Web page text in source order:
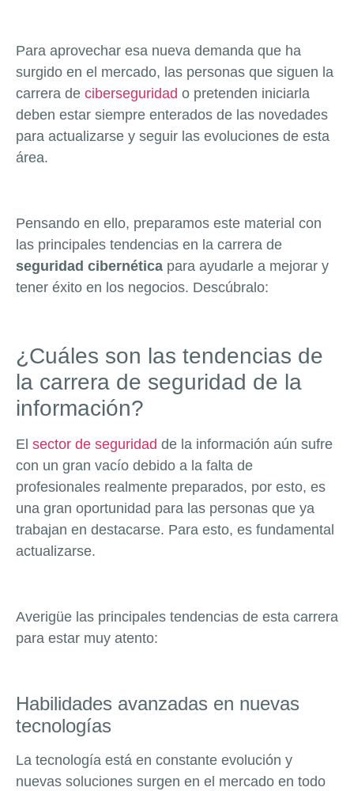
Para aprovechar esa nueva demanda que ha
surgido en el mercado, las personas que siguen la
carrera de ciberseguridad o pretenden iniciarla
deben estar siempre enterados de las novedades
para actualizarse y seguir las evoluciones de esta
área.
Pensando en ello, preparamos este material con
las principales tendencias en la carrera de
seguridad cibernética para ayudarle a mejorar y
tener éxito en los negocios. Descúbralo:
¿Cuáles son las tendencias de
la carrera de seguridad de la
información?
El sector de seguridad de la información aún sufre
con un gran vacío debido a la falta de
profesionales realmente preparados, por esto, es
una gran oportunidad para las personas que ya
trabajan en destacarse. Para esto, es fundamental
actualizarse.
Averigüe las principales tendencias de esta carrera
para estar muy atento:
Habilidades avanzadas en nuevas
tecnologías
La tecnología está en constante evolución y
nuevas soluciones surgen en el mercado en todo